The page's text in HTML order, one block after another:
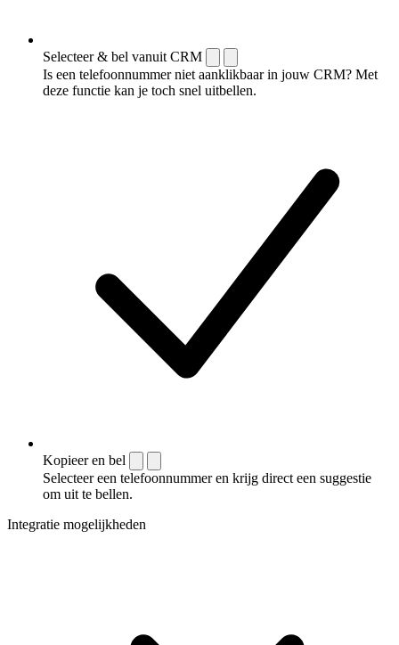
Selecteer & bel vanuit CRM
Is een telefoonnummer niet aanklikbaar in jouw CRM? Met
deze functie kan je toch snel uitbellen.
Kopieer en bel
Selecteer een telefoonnummer en krijg direct een suggestie
om uit te bellen.
Integratie mogelijkheden